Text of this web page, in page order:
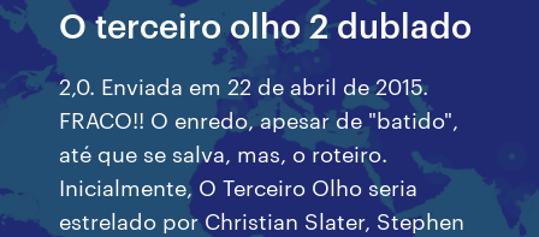
O terceiro olho 2 dublado
2,0. Enviada em 22 de abril de 2015.
FRACO!! O enredo, apesar de "batido",
até que se salva, mas, o roteiro.
Inicialmente, O Terceiro Olho seria
estrelado por Christian Slater, Stephen